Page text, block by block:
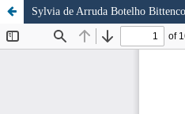
Sylvia de Arruda Botelho